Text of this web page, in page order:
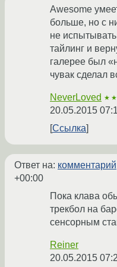
Awesome
больше, но с
не
тайлинг и
галерее был
чувак сделал
NeverLoved
20.05.2015
Ссылка
Ответ на: комментарий
+00:00
Пока клава
трекбол на
сенсорным
Reiner
20.05.2015